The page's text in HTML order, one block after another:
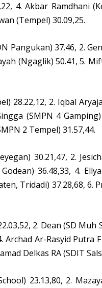
4. Akbar Ramdhani
(Tempel) 30.09,25.
Pangukan) 37.46, 2.
(Ngaglik) 50.41, 5.
28.22,12, 2. Iqbal
(SMPN 4
2 Tempel) 31.57,44.
30.21,47, 2.
36.48,33, 4.
Tridadi) 37.28,68, 6.
2. Dean (SD Muh
Ar-Rasyid Putra
Delkas RA (SDIT
23.13,80, 2.